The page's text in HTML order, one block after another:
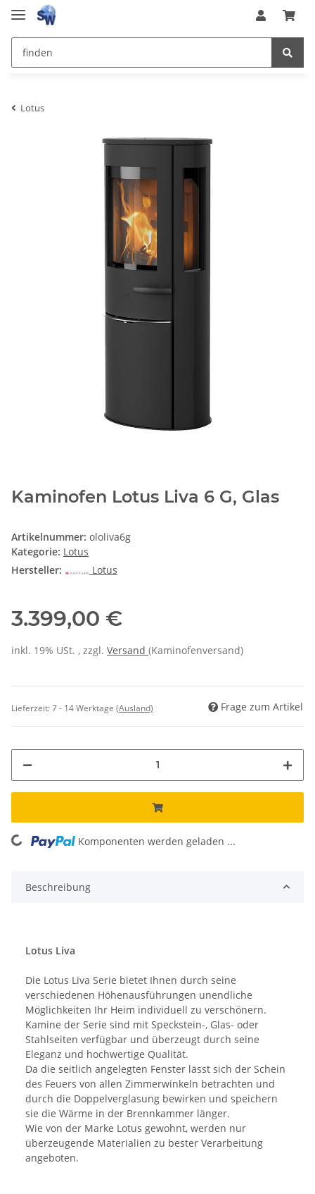
Lotus
Kaminofen Lotus Liva 6 G, Glas
Artikelnummer: ololiva6g
Kategorie: Lotus
Hersteller:
Lotus
3.399,00 €
inkl. 19% USt. , zzgl. Versand (Kaminofenversand)
Lieferzeit:7 - 14 Werktage (Ausland) Frage zum Artikel
Loading... Komponenten werden geladen ...
Beschreibung
Lotus Liva
Die Lotus Liva Serie bietet Ihnen durch seine
verschiedenen Höhenausführungen unendliche
Möglichkeiten Ihr Heim individuell zu verschönern.
Kamine der Serie sind mit Speckstein-, Glas- oder
Stahlseiten verfügbar und überzeugt durch seine
Eleganz und hochwertige Qualität.
Da die seitlich angelegten Fenster lässt sich der Schein
des Feuers von allen Zimmerwinkeln betrachten und
durch die Doppelverglasung bewirken und speichern
sie die Wärme in der Brennkammer länger.
Wie von der Marke Lotus gewohnt, werden nur
überzeugende Materialien zu bester Verarbeitung
angeboten.